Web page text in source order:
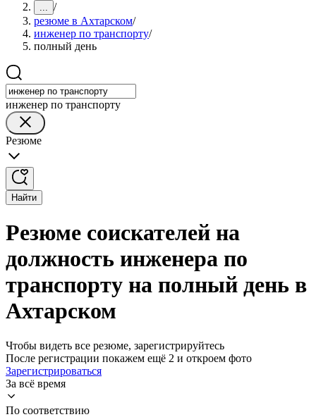
... /
резюме в Ахтарском/
инженер по транспорту/
полный день
инженер по транспорту
Резюме
Найти
Резюме соискателей на
должность инженера по
транспорту на полный день в
Ахтарском
Чтобы видеть все резюме, зарегистрируйтесь
После регистрации покажем ещё 2 и откроем фото
Зарегистрироваться
За всё время
По соответствию